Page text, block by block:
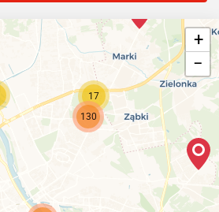
130
17
+
−